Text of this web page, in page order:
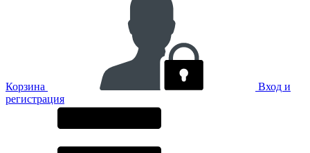
Корзина
Вход и
регистрация